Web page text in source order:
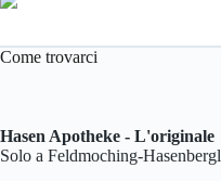
Come trovarci
Hasen Apotheke - L'originale
Solo a Feldmoching-Hasenbergl